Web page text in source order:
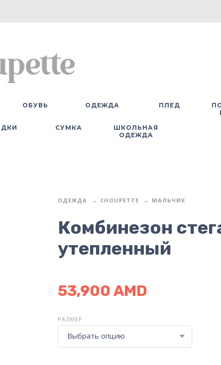
ОБУВЬ ОДЕЖДА ПЛЕД
СУМКА
ШКОЛЬНАЯ
ОДЕЖДА
ОДЕЖДА CHOUPETTE МАЛЬЧИК
Комбинезон
утепленный
53,900 AMD
РАЗМЕР
Выбрать опцию